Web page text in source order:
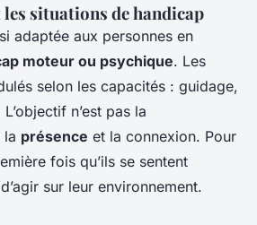
situations de handicap
adaptée aux personnes en
moteur ou psychique. Les
selon les capacités : guidage,
n’est pas la
la présence et la connexion. Pour
fois qu’ils se sentent
sur leur environnement.